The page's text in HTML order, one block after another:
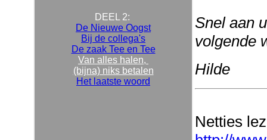
DEEL 2:
De Nieuwe Oogst
Bij de collega's
De zaak Tee en Tee
Van alles halen,
(bijna) niks betalen
Het laatste woord
Snel aan
volgende
Hilde
Netties